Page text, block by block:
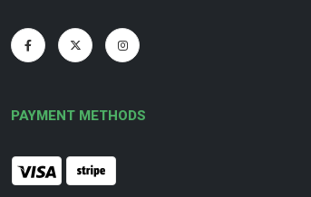
PAYMENT METHODS